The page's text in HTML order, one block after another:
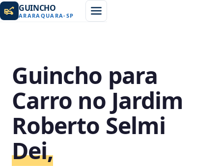
GUINCHO
ARARAQUARA-SP
Guincho para
Carro no Jardim
Roberto Selmi
Dei,